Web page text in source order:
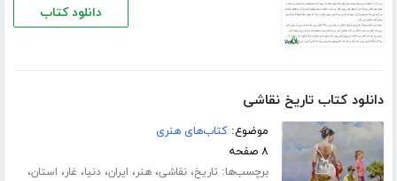
دانلود کتاب
دانلود کتاب تاریخ نقاشی
موضوع:کتاب‌های هنری
۸ صفحه
برچسب‌ها: تاریخ،نقاشی،هنر، ایران،دنیا، غار، استان،